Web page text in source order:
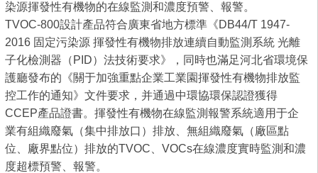
染源揮發性有機物的在線監測和濃度預警、報警。
TVOC-800設計產品符合廣東省地方標準《DB44/T 1947-
2016 固定污染源 揮發性有機物排放連續自動監測系統 光離
子化檢測器（PID）法技術要求》，同時也滿足河北省環境保
護廳發布的《關于加強重點企業工業園揮發性有機物排放監
控工作的通知》文件要求，并通過中環協環保認證獲得
CCEP產品證書。揮發性有機物在線監測報警系統適用于企
業有組織廢氣（集中排放口）排放、無組織廢氣（廠區點
位、廠界點位）排放的TVOC、VOCs在線濃度實時監測和濃
度超標預警、報警。